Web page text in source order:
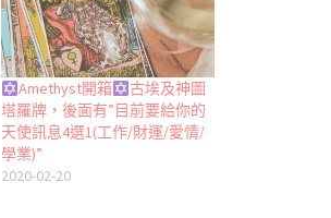
Amethyst開箱
古埃及神圖
塔羅牌，後面有”目前要給你的
天使訊息4選1(工作/財運/愛情/
學業)”
2020-02-20